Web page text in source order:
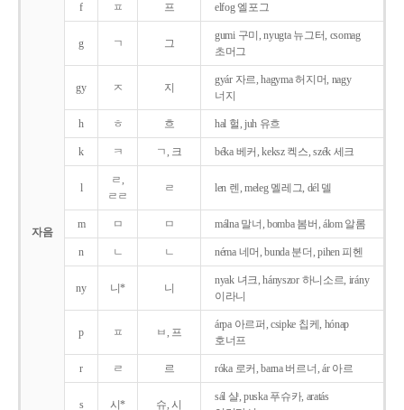
자음
f ㅍ 프 elfog 엘포그
g ㄱ 그
gumi 구미, nyugta 뉴그터, csomag
초머그
gy ㅈ 지
gyár 자르, hagyma 허지머, nagy
너지
h ㅎ 흐 hal 헐, juh 유흐
k ㅋ ㄱ, 크 béka 베커, keksz 켁스, szék 세크
l
ㄹ,
ㄹㄹ
ㄹ len 렌, meleg 멜레그, dél 델
m ㅁ ㅁ málna 말너, bomba 봄버, álom 알롬
n ㄴ ㄴ néma 네머, bunda 분더, pihen 피헨
ny 니* 니
nyak 녀크, hányszor 하니소르, irány
이라니
p ㅍ ㅂ, 프
árpa 아르퍼, csipke 칩케, hónap
호너프
r ㄹ 르 róka 로커, barna 버르너, ár 아르
s 시* 슈, 시
sál 샬, puska 푸슈카, aratás